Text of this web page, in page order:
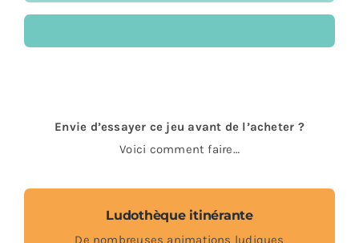
Envie d’essayer ce jeu avant de l’acheter ?
Voici comment faire…
Ludothèque itinérante
De nombreuses animations ludiques